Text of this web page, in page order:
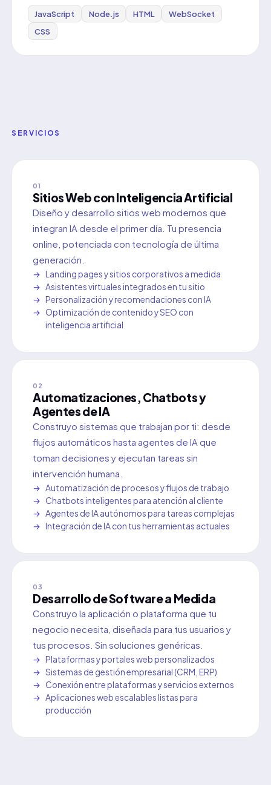
JavaScript Node.js HTML
WebSocket
CSS
SERVICIOS
01
Sitios Web con Inteligencia Artificial
Diseño y desarrollo sitios web modernos que
integran IA desde el primer día. Tu presencia
online, potenciada con tecnología de última
generación.
Landing pages y sitios corporativos a medida
Asistentes virtuales integrados en tu sitio
Personalización y recomendaciones con IA
Optimización de contenido y SEO con
inteligencia artificial
02
Automatizaciones, Chatbots y
Agentes de IA
Construyo sistemas que trabajan por ti: desde
flujos automáticos hasta agentes de IA que
toman decisiones y ejecutan tareas sin
intervención humana.
Automatización de procesos y flujos de trabajo
Chatbots inteligentes para atención al cliente
Agentes de IA autónomos para tareas complejas
Integración de IA con tus herramientas actuales
03
Desarrollo de Software a Medida
Construyo la aplicación o plataforma que tu
negocio necesita, diseñada para tus usuarios y
tus procesos. Sin soluciones genéricas.
Plataformas y portales web personalizados
Sistemas de gestión empresarial (CRM, ERP)
Conexión entre plataformas y servicios externos
Aplicaciones web escalables listas para
producción